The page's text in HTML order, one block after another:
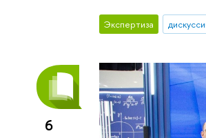
Экспертиза
6